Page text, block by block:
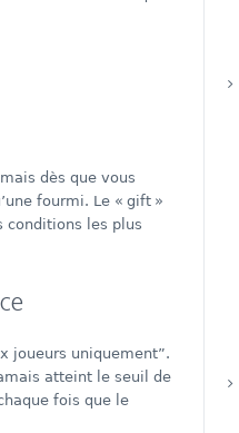
dès que vous
fourmi. Le « gift »
conditions les plus
joueurs uniquement”.
atteint le seuil de
fois que le